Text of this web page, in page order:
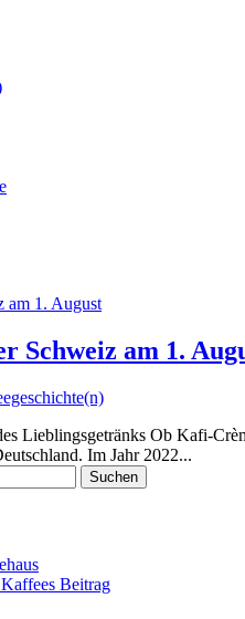
Schweiz am 1.
Lieblingsgetränks Ob Kafi-
Im Jahr 2022...
Beitrag